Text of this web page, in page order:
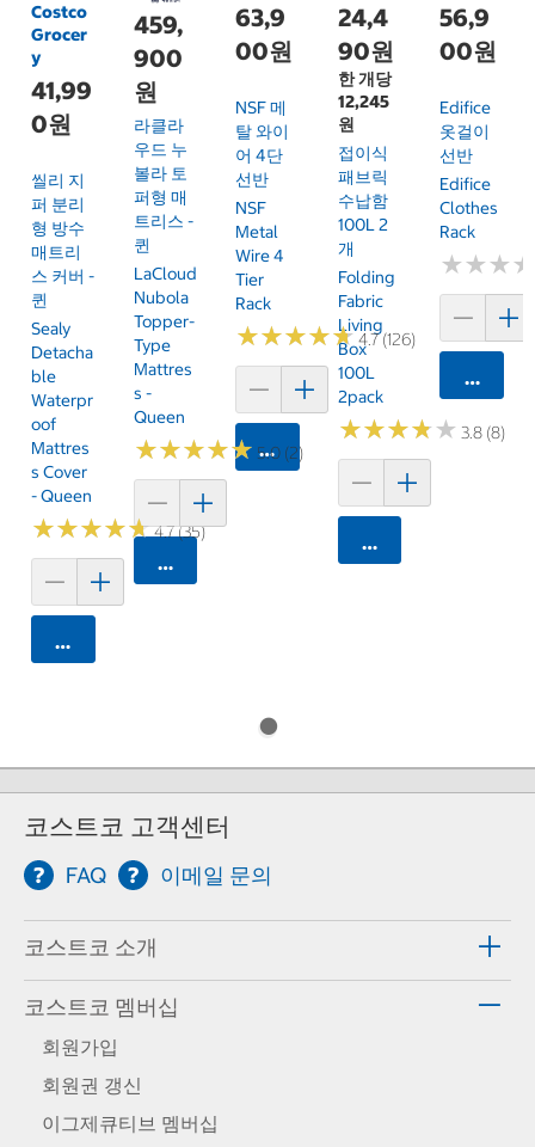
Costco
Grocer
y
41,99
0원
씰리 지
퍼 분리
형 방수
매트리
스 커버 -
퀸
Sealy
Detacha
Ble
Waterpr
Oof
Mattres
S Cover
- Queen
★★★★★
★★★★★4.7 (35)
카트에 담기
459,
900
원
라클라
우드 누
볼라 토
퍼형 매
트리스 -
퀸
LaCloud
Nubola
Topper-
Type
Mattres
S -
Queen
★★★★★
★★★★★ 5.0 (2)
카트에 담기
63,9
00원
NSF 메
탈 와이
어 4단
선반
NSF
Metal
Wire 4
Tier
Rack
★★★★★
★★★★★4.7 (126)
카트에 담기
24,4
90원
한 개당
12,245
원
접이식
패브릭
수납함
100L 2
개
Folding
Fabric
Living
Box
100L
2pack
★★★★★
★★★★★ 3.8 (8)
카트에 담기
56,9
00원
Edifice
옷걸이
선반
Edifice
Clothes
Rack
★★★
★★★
카트에
코스트코 고객센터
FAQ 이메일 문의
코스트코 소개
코스트코 멤버십
회원가입
회원권 갱신
이그제큐티브 멤버십